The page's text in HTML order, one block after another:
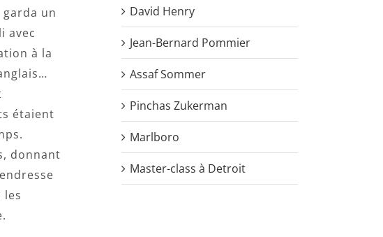
un
avec
à la
étaient
donnant
les
David Henry
Jean-Bernard Pommier
Assaf Sommer
Pinchas Zukerman
Marlboro
Master-class à Detroit